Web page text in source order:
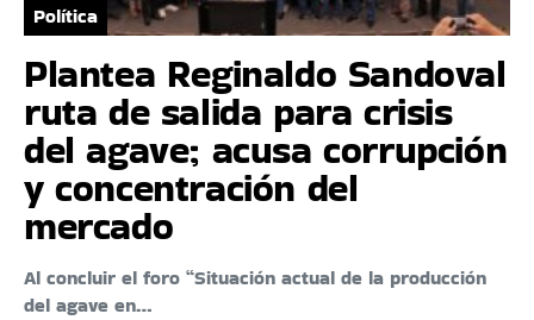
Política
Plantea Reginaldo Sandoval
ruta de salida para crisis
del agave; acusa corrupción
y concentración del
mercado
Al concluir el foro “Situación actual de la producción
del agave en…